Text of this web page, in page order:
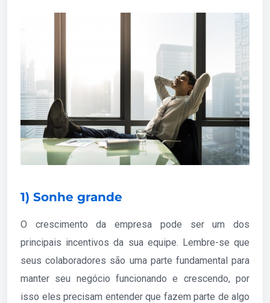
1) Sonhe grande
O crescimento da empresa pode ser um dos
principais incentivos da sua equipe. Lembre-se que
seus colaboradores são uma parte fundamental para
manter seu negócio funcionando e crescendo, por
isso eles precisam entender que fazem parte de algo